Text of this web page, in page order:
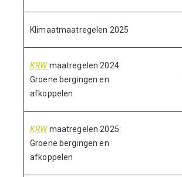
Klimaatmaatregelen 2025
KRWmaatregelen 2024:
Groene bergingen en
afkoppelen
KRWmaatregelen 2025:
Groene bergingen en
afkoppelen